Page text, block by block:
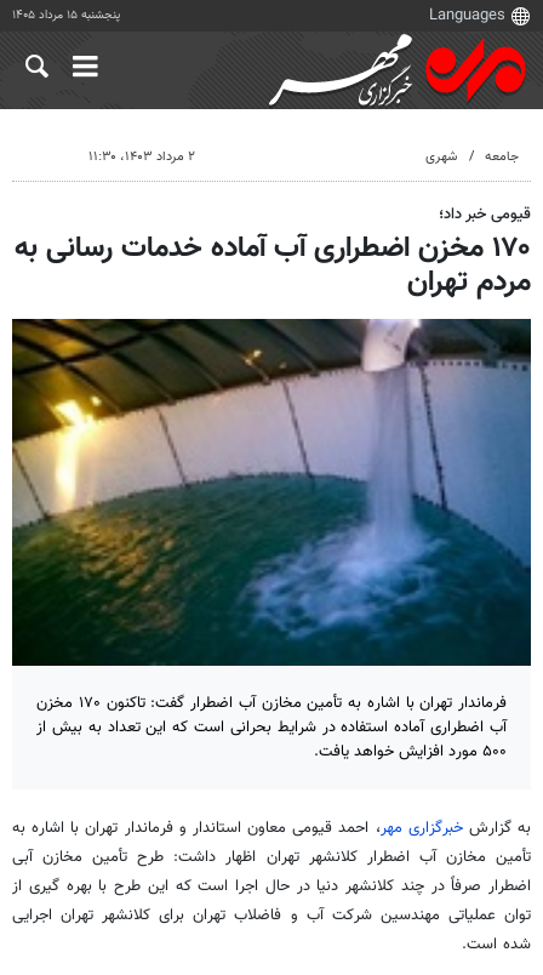
پنجشنبه ۱۵ مرداد ۱۴۰۵
جامعه شهری ۲ مرداد ۱۴۰۳، ۱۱:۳۰
قیومی خبر داد؛
۱۷۰ مخزن اضطراری آب آماده خدمات رسانی به
مردم تهران
فرماندار تهران با اشاره به تأمین مخازن آب اضطرار گفت: تاکنون ۱۷۰ مخزن
آب اضطراری آماده استفاده در شرایط بحرانی است که این تعداد به بیش از
۵۰۰ مورد افزایش خواهد یافت.
به گزارش خبرگزاری مهر، احمد قیومی معاون استاندار و فرماندار تهران با اشاره به
تأمین مخازن آب اضطرار کلانشهر تهران اظهار داشت: طرح تأمین مخازن آبی
اضطرار صرفاً در چند کلانشهر دنیا در حال اجرا است که این طرح با بهره‌ گیری از
توان عملیاتی مهندسین شرکت آب و فاضلاب تهران برایکلانشهر تهران اجرایی
شده است.